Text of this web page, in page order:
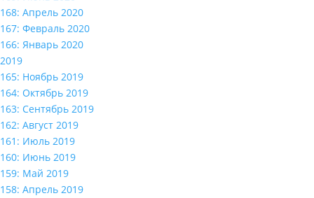
168: Апрель 2020
167: Февраль 2020
166: Январь 2020
2019
165: Ноябрь 2019
164: Октябрь 2019
163: Сентябрь 2019
162: Август 2019
161: Июль 2019
160: Июнь 2019
159: Май 2019
158: Апрель 2019